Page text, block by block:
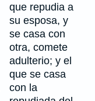
que repudia a
su esposa, y
se casa con
otra, comete
adulterio; y el
que se casa
con la